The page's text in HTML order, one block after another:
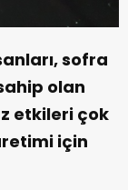
sofra
olan
etkileri çok
için